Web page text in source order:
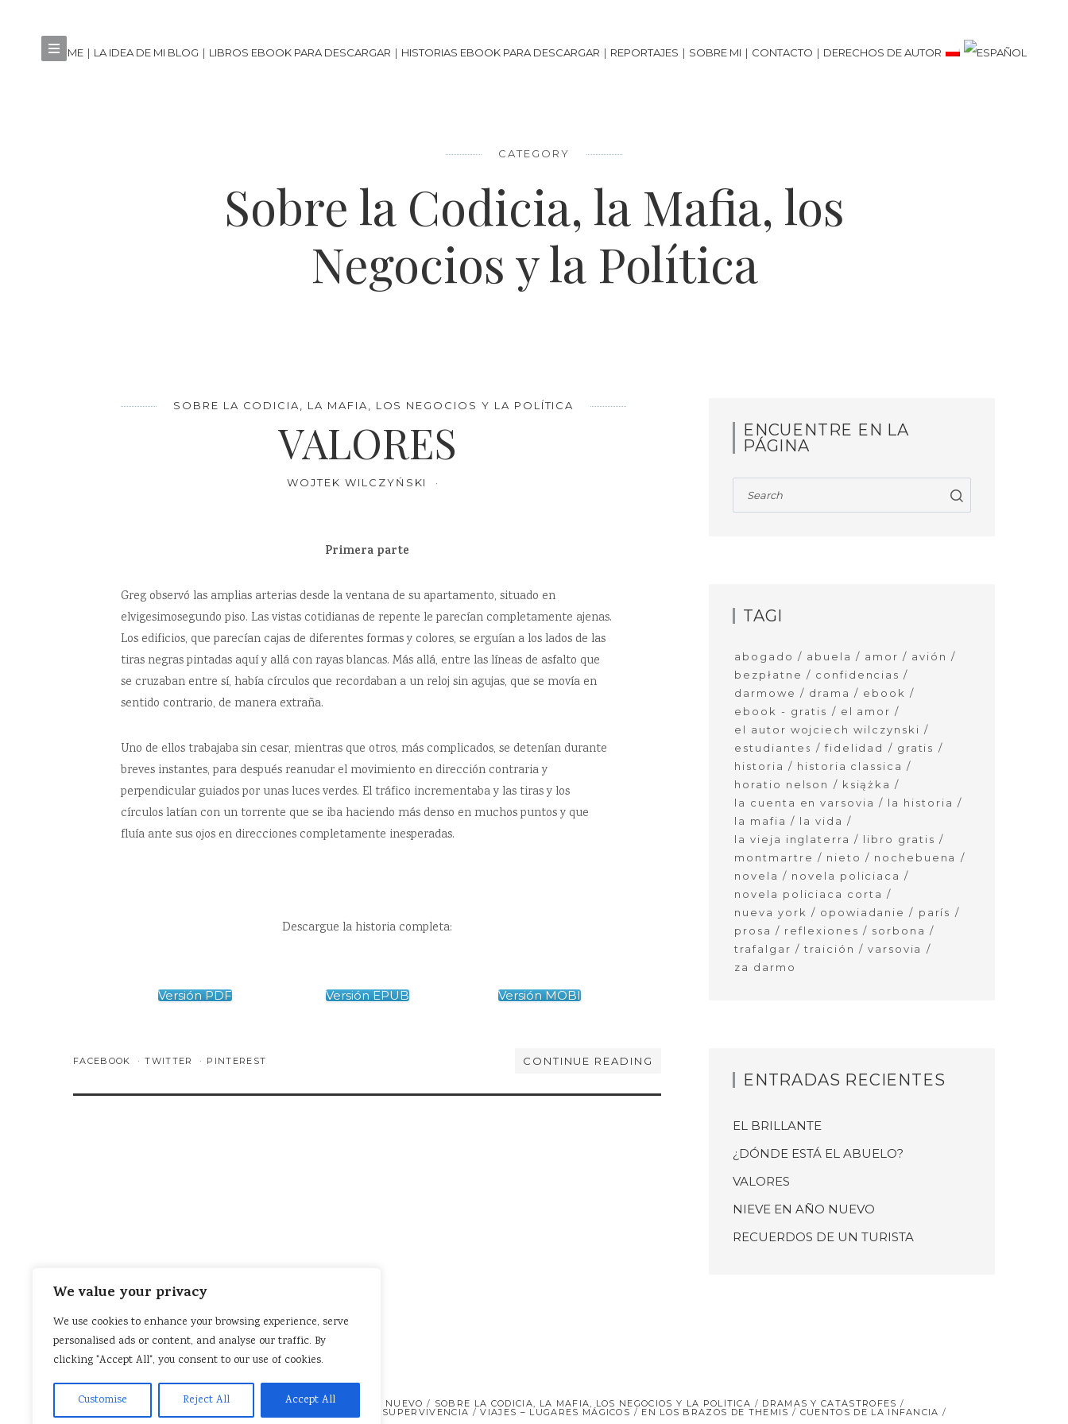
We value your privacy
We use cookies to enhance your browsing experience, serve
personalised ads or content, and analyse our traffic. By
clicking "Accept All", you consent to our use of cookies.
Customise Reject All Accept All
HOME LA IDEA DE MI BLOG LIBROS EBOOK PARA DESCARGAR HISTORIAS EBOOK PARA DESCARGAR REPORTAJES SOBRE MI CONTACTO DERECHOS DE AUTOR
CATEGORY
Sobre la Codicia, la Mafia, los
Negocios y la Política
SOBRE LA CODICIA, LA MAFIA, LOS NEGOCIOS Y LA POLÍTICA
VALORES
WOJTEK WILCZYŃSKI
Primera parte
Greg observó las amplias arterias desde la ventana de su apartamento, situado en
elvigesimosegundo piso. Las vistas cotidianas de repente le parecían completamente ajenas.
Los edificios, que parecían cajas de diferentes formas y colores, se erguían a los lados de las
tiras negras pintadas aquí y allá con rayas blancas. Más allá, entre las líneas de asfalto que
se cruzaban entre sí, había círculos que recordaban a un reloj sin agujas, que se movía en
sentido contrario, de manera extraña.
Uno de ellos trabajaba sin cesar, mientras que otros, más complicados, se detenían durante
breves instantes, para después reanudar el movimiento en dirección contraria y
perpendicular guiados por unas luces verdes. El tráfico incrementaba y las tiras y los
círculos latían con un torrente que se iba haciendo más denso en muchos puntos y que
fluía ante sus ojos en direcciones completamente inesperadas.
Descargue la historia completa:
Versión PDF Versión EPUB Versión MOBI
CONTINUE READING
FACEBOOK TWITTER PINTEREST
ENCUENTRE EN LA
PÁGINA
TAGI
abogado abuela amor
avión
bezpłatne
confidencias
darmowe
drama
ebook
ebook - gratis
el amor
el autor wojciech wilczynski
estudiantes
fidelidad
gratis
historia
historia classica
horatio nelson
książka
la cuenta en varsovia
la historia
la mafia
la vida
la vieja inglaterra
libro gratis
montmartre
nieto
nochebuena
novela
novela policiaca
novela policiaca corta
nueva york
opowiadanie
parís
prosa
reflexiones
sorbona
trafalgar
traición
varsovia
za darmo
ENTRADAS RECIENTES
EL BRILLANTE
¿DÓNDE ESTÁ EL ABUELO?
VALORES
NIEVE EN AÑO NUEVO
RECUERDOS DE UN TURISTA
SOBRE EL AMOR Y LA TRAICIÓN EN NOCHEBUENA Y AÑO NUEVO SOBRE LA CODICIA, LA MAFIA, LOS NEGOCIOS Y LA POLÍTICA DRAMAS Y CATÁSTROFES
SOBRE LA FE Y LA SUPERVIVENCIA VIAJES – LUGARES MÁGICOS EN LOS BRAZOS DE THEMIS CUENTOS DE LA INFANCIA
REFLEXIONES PROSA Y PROSA POÉTICA